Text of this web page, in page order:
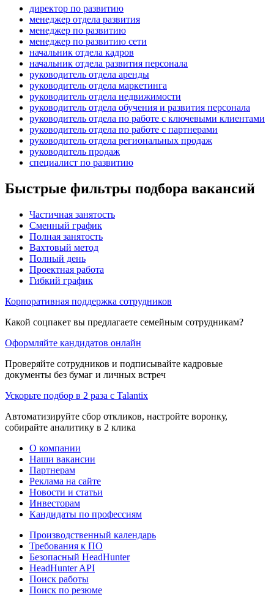
директор по развитию
менеджер отдела развития
менеджер по развитию
менеджер по развитию сети
начальник отдела кадров
начальник отдела развития персонала
руководитель отдела аренды
руководитель отдела маркетинга
руководитель отдела недвижимости
руководитель отдела обучения и развития персонала
руководитель отдела по работе с ключевыми клиентами
руководитель отдела по работе с партнерами
руководитель отдела региональных продаж
руководитель продаж
специалист по развитию
Быстрые фильтры подбора вакансий
Частичная занятость
Сменный график
Полная занятость
Вахтовый метод
Полный день
Проектная работа
Гибкий график
Корпоративная поддержка сотрудников
Какой соцпакет вы предлагаете семейным сотрудникам?
Оформляйте кандидатов онлайн
Проверяйте сотрудников и подписывайте кадровые
документы без бумаг и личных встреч
Ускорьте подбор в 2 раза с Talantix
Автоматизируйте сбор откликов, настройте воронку,
собирайте аналитику в 2 клика
О компании
Наши вакансии
Партнерам
Реклама на сайте
Новости и статьи
Инвесторам
Кандидаты по профессиям
Производственный календарь
Требования к ПО
Безопасный HeadHunter
HeadHunter API
Поиск работы
Поиск по резюме